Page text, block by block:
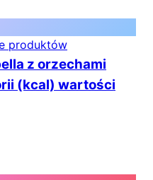
produktów
z orzechami
(kcal) wartości